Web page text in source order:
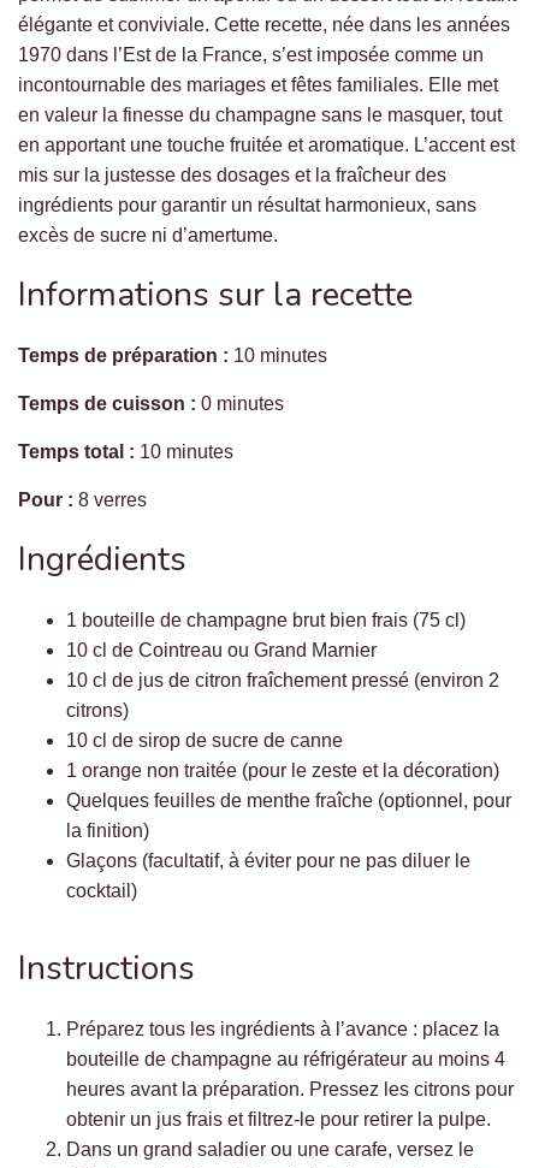
élégante et conviviale. Cette recette, née dans les années
1970 dans l’Est de la France, s’est imposée comme un
incontournable des mariages et fêtes familiales. Elle met
en valeur la finesse du champagne sans le masquer, tout
en apportant une touche fruitée et aromatique. L’accent est
mis sur la justesse des dosages et la fraîcheur des
ingrédients pour garantir un résultat harmonieux, sans
excès de sucre ni d’amertume.
Informations sur la recette
Temps de préparation : 10 minutes
Temps de cuisson : 0 minutes
Temps total : 10 minutes
Pour : 8 verres
Ingrédients
1 bouteille de champagne brut bien frais (75 cl)
10 cl de Cointreau ou Grand Marnier
10 cl de jus de citron fraîchement pressé (environ 2
citrons)
10 cl de sirop de sucre de canne
1 orange non traitée (pour le zeste et la décoration)
Quelques feuilles de menthe fraîche (optionnel, pour
la finition)
Glaçons (facultatif, à éviter pour ne pas diluer le
cocktail)
Instructions
Préparez tous les ingrédients à l’avance : placez la
bouteille de champagne au réfrigérateur au moins 4
heures avant la préparation. Pressez les citrons pour
obtenir un jus frais et filtrez-le pour retirer la pulpe.
Dans un grand saladier ou une carafe, versez le